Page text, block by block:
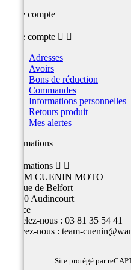
Votre compte
Votre compte  
Adresses
Avoirs
Bons de réduction
Commandes
Informations personnelles
Retours produit
Mes alertes
Informations
Informations  
TEAM CUENIN MOTO
26 Rue de Belfort
25400 Audincourt
France
Appelez-nous : 03 81 35 54 41
Écrivez-nous : team-
Site protégé par